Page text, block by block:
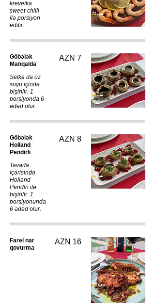
krevetka
sweet-chilli
ilə porsiyon
edilir.
Göbələk
Manqalda
Setka da öz
suyu içində
bişirilir. 1
porsiyonda 6
ədəd olur.
AZN 7
Göbələk
Holland
Pendirli
Tavada
içərisində
Holland
Pendiri ilə
bişirilir. 1
porsiyonunda
6 ədəd olur.
AZN 8
Farel nar
qovurma
AZN 16